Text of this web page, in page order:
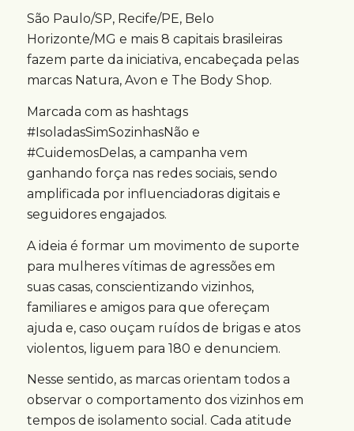
São Paulo/SP, Recife/PE, Belo
Horizonte/MG e mais 8 capitais brasileiras
fazem parte da iniciativa, encabeçada pelas
marcas Natura, Avon e The Body Shop.
Marcada com as hashtags
#IsoladasSimSozinhasNão e
#CuidemosDelas, a campanha vem
ganhando força nas redes sociais, sendo
amplificada por influenciadoras digitais e
seguidores engajados.
A ideia é formar um movimento de suporte
para mulheres vítimas de agressões em
suas casas, conscientizando vizinhos,
familiares e amigos para que ofereçam
ajuda e, caso ouçam ruídos de brigas e atos
violentos, liguem para 180 e denunciem.
Nesse sentido, as marcas orientam todos a
observar o comportamento dos vizinhos em
tempos de isolamento social. Cada atitude